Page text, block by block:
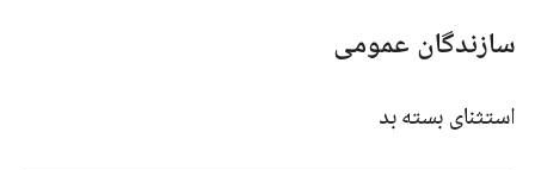
سازندگان عمومی
استثنای بسته بد